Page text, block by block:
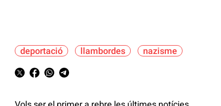
deportació llambordes nazisme